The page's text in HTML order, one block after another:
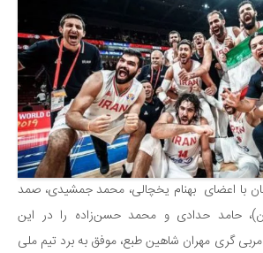
تجسمی
با اعضای بهنام یخچالی، محمد جمشیدی، صمد
حامد حدادی و محمد حسن‌زاده را در این
گری مهران شاهین طبع، موفق به برد تیم ملی